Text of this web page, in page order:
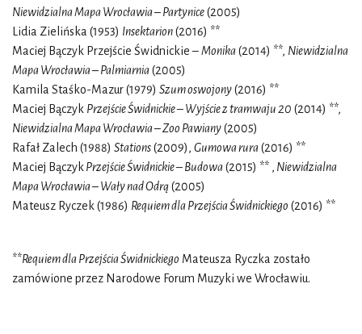
Niewidzialna Mapa Wrocławia – Partynice(2005)
Lidia Zielińska (1953) Insektarion(2016) **
Maciej Bączyk Przejście Świdnickie –Monika(2014) **, Niewidzialna
Mapa Wrocławia – Palmiarnia(2005)
Kamila Staśko-Mazur (1979) Szum oswojony(2016) **
Maciej Bączyk Przejście Świdnickie – Wyjście z tramwaju 20 (2014) **,
Niewidzialna Mapa Wrocławia – Zoo Pawiany(2005)
Rafał Zalech (1988) Stations(2009), Gumowa rura(2016) **
Maciej Bączyk Przejście Świdnickie – Budowa(2015) ** , Niewidzialna
Mapa Wrocławia – Wały nad Odrą(2005)
Mateusz Ryczek (1986) Requiem dla Przejścia Świdnickiego (2016) **
**Requiem dla Przejścia Świdnickiego Mateusza Ryczka zostało
zamówione przez Narodowe Forum Muzyki we Wrocławiu.